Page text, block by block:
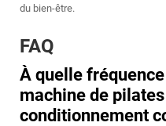
du bien-être.
FAQ
À quelle
machine de
conditionnement